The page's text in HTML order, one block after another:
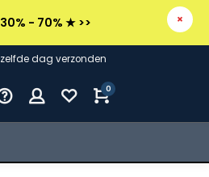
30% - 70% ★ >>
dag verzonden
0